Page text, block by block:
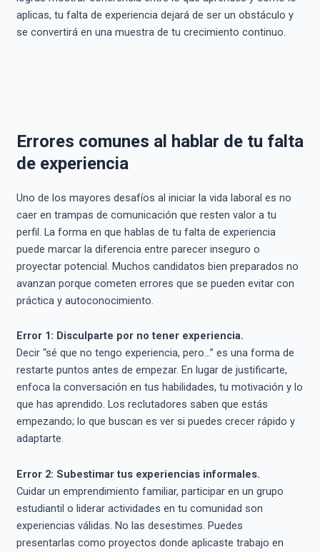
aplicas, tu falta de experiencia dejará de ser un obstáculo y
se convertirá en una muestra de tu crecimiento continuo.
Errores comunes al hablar de tu falta
de experiencia
Uno de los mayores desafíos al iniciar la vida laboral es no
caer en trampas de comunicación que resten valor a tu
perfil. La forma en que hablas de tu falta de experiencia
puede marcar la diferencia entre parecer inseguro o
proyectar potencial. Muchos candidatos bien preparados no
avanzan porque cometen errores que se pueden evitar con
práctica y autoconocimiento.
Error 1: Disculparte por no tener experiencia.
Decir “sé que no tengo experiencia, pero…” es una forma de
restarte puntos antes de empezar. En lugar de justificarte,
enfoca la conversación en tus habilidades, tu motivación y lo
que has aprendido. Los reclutadores saben que estás
empezando; lo que buscan es ver si puedes crecer rápido y
adaptarte.
Error 2: Subestimar tus experiencias informales.
Cuidar un emprendimiento familiar, participar en un grupo
estudiantil o liderar actividades en tu comunidad son
experiencias válidas. No las desestimes. Puedes
presentarlas como proyectos donde aplicaste trabajo en